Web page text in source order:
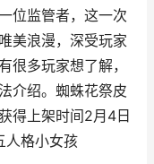
位监管者，这一次
美浪漫，深受玩家
很多玩家想了解，
介绍。蜘蛛花祭皮
得上架时间2月4日
人格小女孩